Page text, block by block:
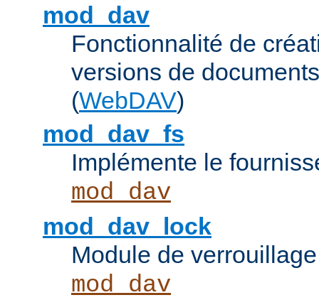
mod_dav
Fonctionnalité de
versions de
(WebDAV)
mod_dav_fs
Implémente le
mod_dav
mod_dav_lock
Module de
mod_dav